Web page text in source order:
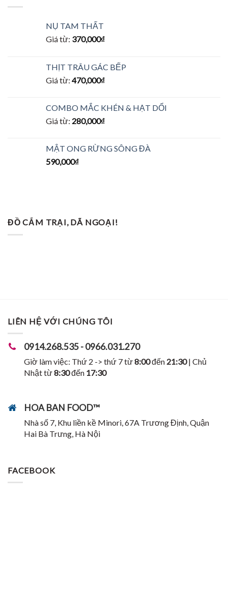
NỤ TAM THẤT
Giá từ: 370,000₫
THỊT TRÂU GÁC BẾP
Giá từ: 470,000₫
COMBO MẮC KHÉN & HẠT DỔI
Giá từ: 280,000₫
MẬT ONG RỪNG SÔNG ĐÀ
590,000₫
ĐỒ CẮM TRẠI, DÃ NGOẠI!
LIÊN HỆ VỚI CHÚNG TÔI
0914.268.535 - 0966.031.270
Giờ làm việc: Thứ 2 -> thứ 7 từ8:00đến 21:30| Chủ
Nhật từ8:30đến 17:30
HOA BAN FOOD™
Nhà số 7, Khu liền kề Minori, 67A Trương Định, Quận
Hai Bà Trưng, Hà Nội
FACEBOOK